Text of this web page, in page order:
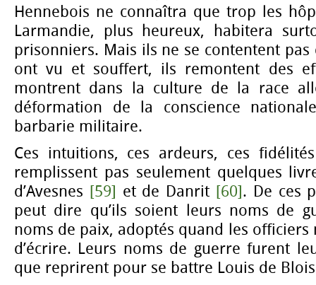
Hennebois ne connaîtra que trop les
Larmandie, plus heureux, habitera
prisonniers. Mais ils ne se contentent pas
ont vu et souffert, ils remontent des
montrent dans la culture de la race
déformation de la conscience
barbarie militaire.
Ces intuitions, ces ardeurs, ces
remplissent pas seulement quelques
d’Avesnes [59] et de Danrit [60]. De ces
peut dire qu’ils soient leurs noms de
noms de paix, adoptés quand les officiers
d’écrire. Leurs noms de guerre furent
que reprirent pour se battre Louis de